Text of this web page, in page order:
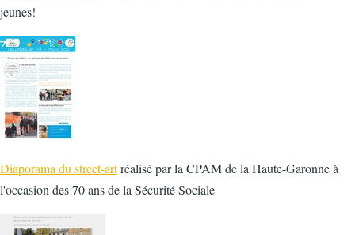
jeunes!
Diaporama du street-artréalisé par la CPAM de la Haute-Garonne à
l'occasion des 70 ans de la Sécurité Sociale